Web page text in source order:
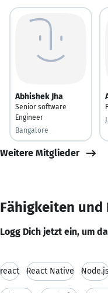
Abhishek Jha
Senior software
Engineer
Bangalore
Weitere Mitglieder
Fähigkeiten und
Logg Dich jetzt ein, um
react React Native